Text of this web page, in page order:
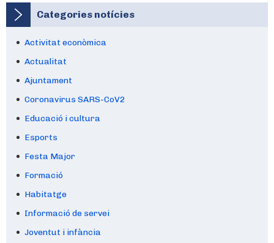
Categories notícies
Activitat econòmica
Actualitat
Ajuntament
Coronavirus SARS-CoV2
Educació i cultura
Esports
Festa Major
Formació
Habitatge
Informació de servei
Joventut i infància